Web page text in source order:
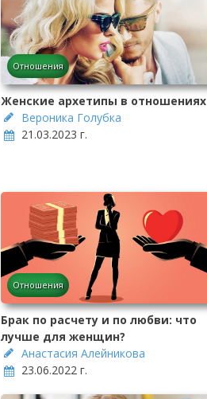
Отношения
Женские архетипы в отношениях
Вероника Голубка
21.03.2023 г.
Отношения
Брак по расчету и по любви: что
лучше для женщин?
Анастасия Алейникова
23.06.2022 г.